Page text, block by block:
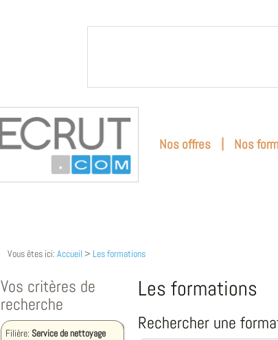
Nos offres | Nos
Vous êtes ici: Accueil > Les formations
Vos critères de
recherche
Filière: Service de nettoyage
Les formations
Rechercher une